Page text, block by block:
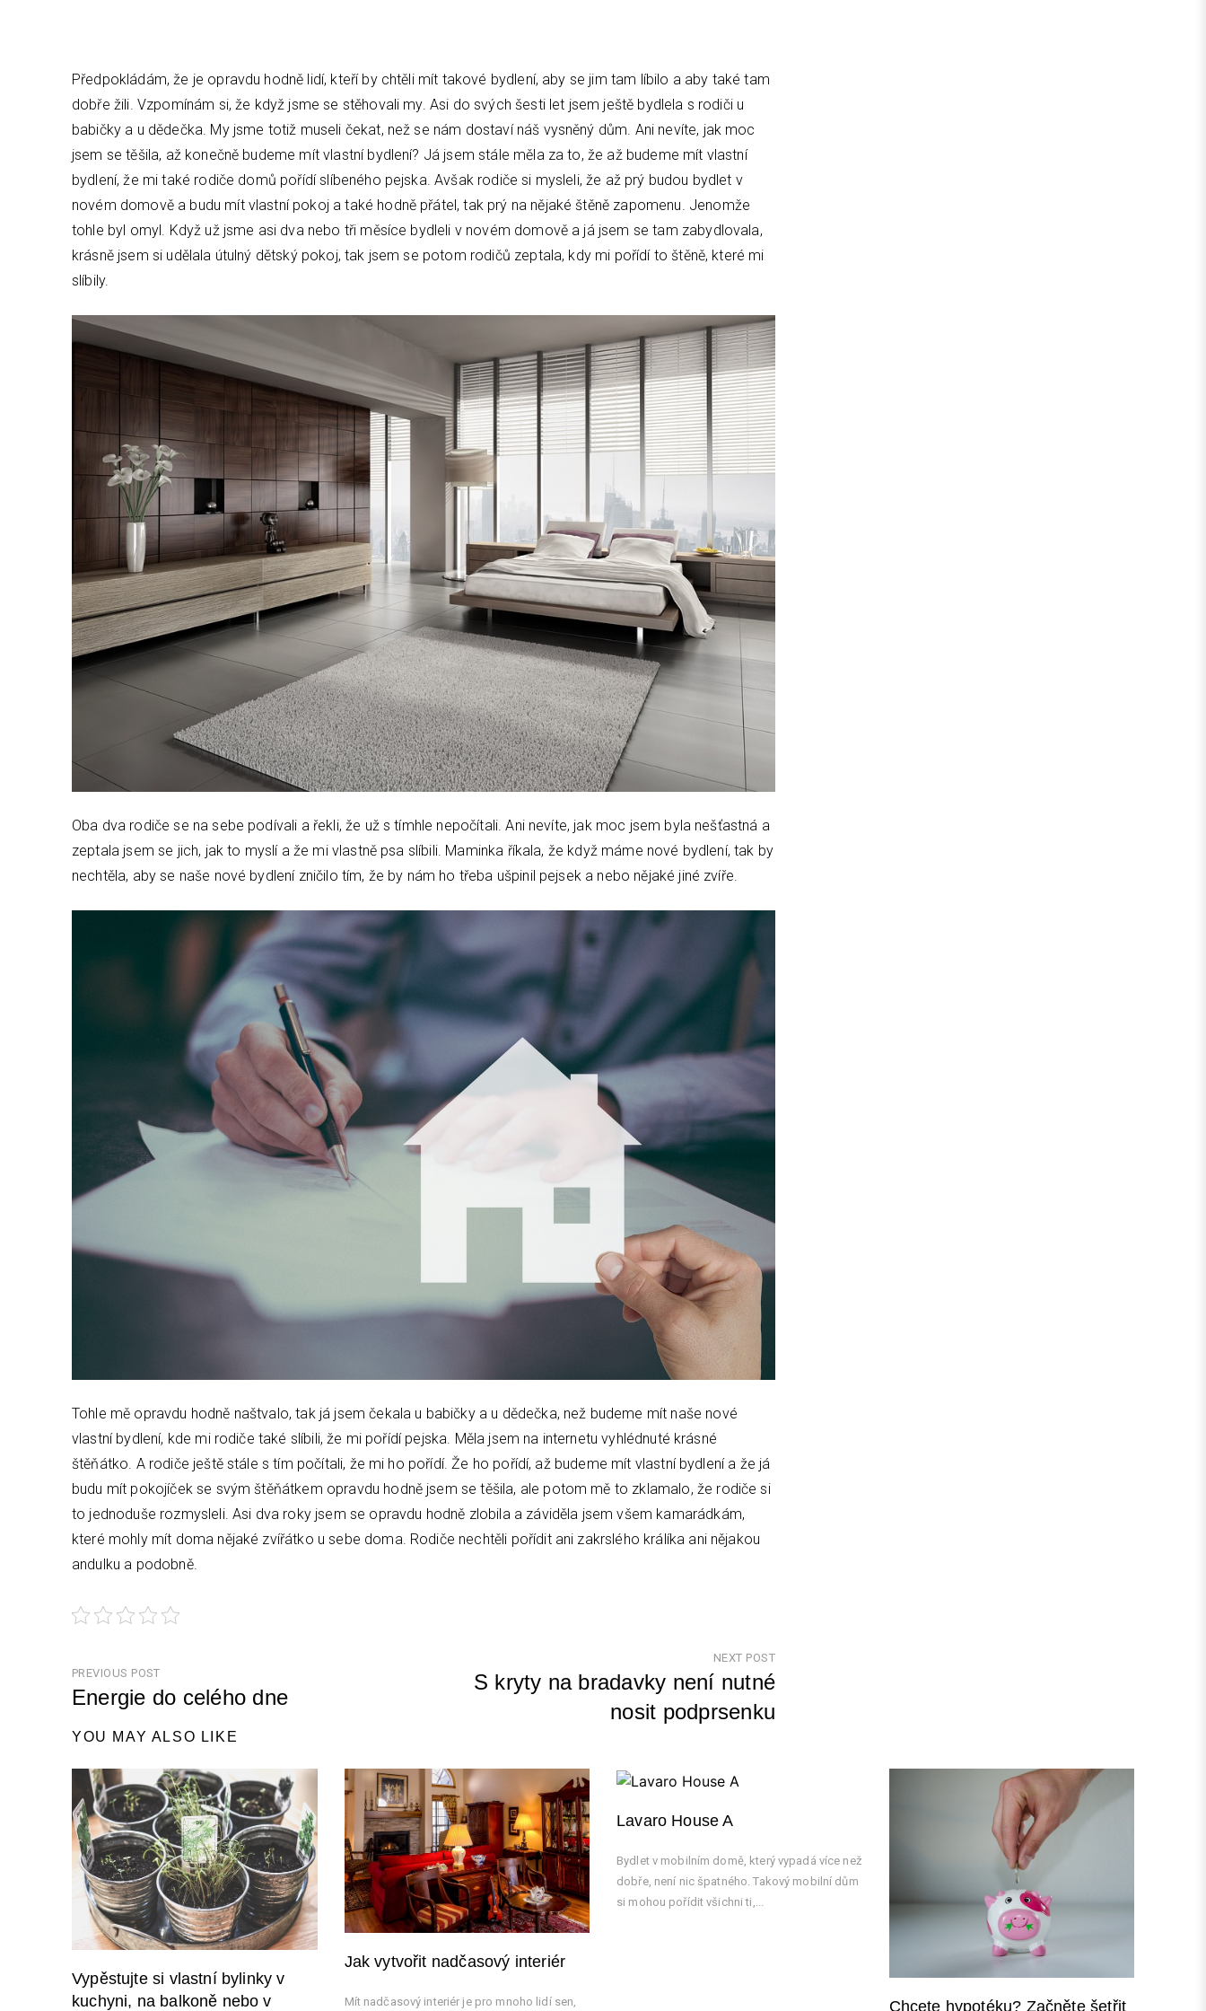
Předpokládám, že je opravdu hodně lidí, kteří by chtěli mít takové bydlení, aby se jim tam líbilo a aby také tam
dobře žili. Vzpomínám si, že když jsme se stěhovali my. Asi do svých šesti let jsem ještě bydlela s rodiči u
babičky a u dědečka. My jsme totiž museli čekat, než se nám dostaví náš vysněný dům. Ani nevíte, jak moc
jsem se těšila, až konečně budeme mít vlastní bydlení? Já jsem stále měla za to, že až budeme mít vlastní
bydlení, že mi také rodiče domů pořídí slíbeného pejska. Avšak rodiče si mysleli, že až prý budou bydlet v
novém domově a budu mít vlastní pokoj a také hodně přátel, tak prý na nějaké štěně zapomenu. Jenomže
tohle byl omyl. Když už jsme asi dva nebo tři měsíce bydleli v novém domově a já jsem se tam zabydlovala,
krásně jsem si udělala útulný dětský pokoj, tak jsem se potom rodičů zeptala, kdy mi pořídí to štěně, které mi
slíbily.
Oba dva rodiče se na sebe podívali a řekli, že už s tímhle nepočítali. Ani nevíte, jak moc jsem byla nešťastná a
zeptala jsem se jich, jak to myslí a že mi vlastně psa slíbili. Maminka říkala, že když máme nové bydlení, tak by
nechtěla, aby se naše nové bydlení zničilo tím, že by nám ho třeba ušpinil pejsek a nebo nějaké jiné zvíře.
Tohle mě opravdu hodně naštvalo, tak já jsem čekala u babičky a u dědečka, než budeme mít naše nové
vlastní bydlení, kde mi rodiče také slíbili, že mi pořídí pejska. Měla jsem na internetu vyhlédnuté krásné
štěňátko. A rodiče ještě stále s tím počítali, že mi ho pořídí. Že ho pořídí, až budeme mít vlastní bydlení a že já
budu mít pokojíček se svým štěňátkem opravdu hodně jsem se těšila, ale potom mě to zklamalo, že rodiče si
to jednoduše rozmysleli. Asi dva roky jsem se opravdu hodně zlobila a záviděla jsem všem kamarádkám,
které mohly mít doma nějaké zvířátko u sebe doma. Rodiče nechtěli pořídit ani zakrslého králíka ani nějakou
andulku a podobně.
Navigace
pro
příspěvek
PREVIOUS POST
Energie do celého dne
Post
NEXT POST
S kryty na bradavky není nutné
nosit podprsenku
YOU MAY ALSO LIKE
Vypěstujte si vlastní bylinky v
kuchyni, na balkoně nebo v
Jak vytvořit nadčasový interiér
Mít nadčasový interiér je pro mnoho lidí sen,
Lavaro House A
Bydlet v mobilním domě, který vypadá více než
dobře, není nic špatného. Takový mobilní dům
si mohou pořídit všichni ti,...
Chcete hypotéku? Začněte šetřit